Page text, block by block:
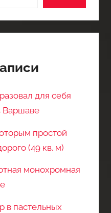
для себя
Варшаве
простой
(49 кв. м)
монохромная
в пастельных